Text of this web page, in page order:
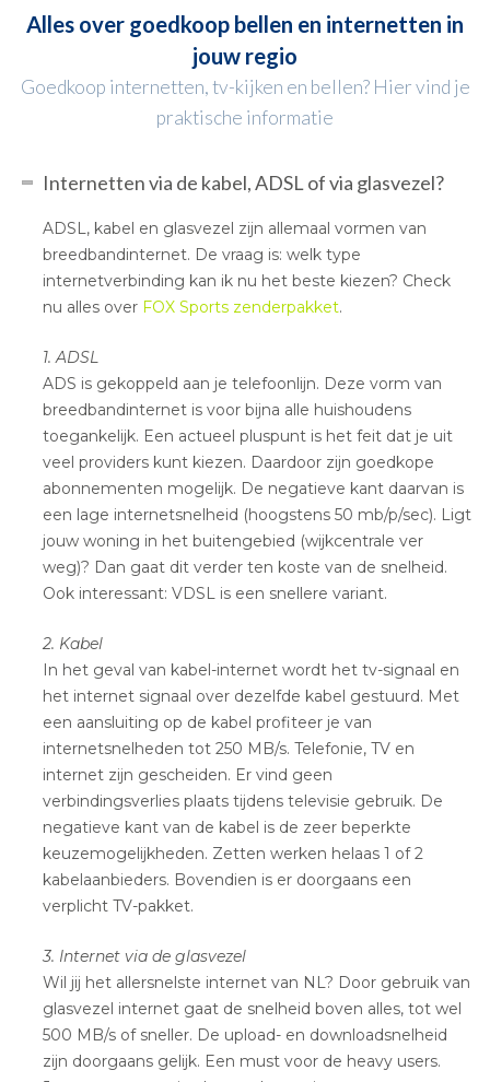
Alles over goedkoop bellen en internetten in
jouw regio
Goedkoop internetten, tv-kijken en bellen? Hier vind je
praktische informatie
Internetten via de kabel, ADSL of via glasvezel?
ADSL, kabel en glasvezel zijn allemaal vormen van
breedbandinternet. De vraag is: welk type
internetverbinding kan ik nu het beste kiezen? Check
nu alles over FOX Sports zenderpakket.
1. ADSL
ADS is gekoppeld aan je telefoonlijn. Deze vorm van
breedbandinternet is voor bijna alle huishoudens
toegankelijk. Een actueel pluspunt is het feit dat je uit
veel providers kunt kiezen. Daardoor zijn goedkope
abonnementen mogelijk. De negatieve kant daarvan is
een lage internetsnelheid (hoogstens 50 mb/p/sec). Ligt
jouw woning in het buitengebied (wijkcentrale ver
weg)? Dan gaat dit verder ten koste van de snelheid.
Ook interessant: VDSL is een snellere variant.
2. Kabel
In het geval van kabel-internet wordt het tv-signaal en
het internet signaal over dezelfde kabel gestuurd. Met
een aansluiting op de kabel profiteer je van
internetsnelheden tot 250 MB/s. Telefonie, TV en
internet zijn gescheiden. Er vind geen
verbindingsverlies plaats tijdens televisie gebruik. De
negatieve kant van de kabel is de zeer beperkte
keuzemogelijkheden. Zetten werken helaas 1 of 2
kabelaanbieders. Bovendien is er doorgaans een
verplicht TV-pakket.
3. Internet via de glasvezel
Wil jij het allersnelste internet van NL? Door gebruik van
glasvezel internet gaat de snelheid boven alles, tot wel
500 MB/s of sneller. De upload- en downloadsnelheid
zijn doorgaans gelijk. Een must voor de heavy users.